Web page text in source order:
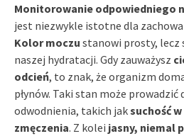
Monitorowanie odpowiedniego
jest niezwykle istotne dla
Kolor moczu stanowi prosty, lecz
naszej hydratacji. Gdy zauważysz
odcień, to znak, że organizm
płynów. Taki stan może prowadzić
odwodnienia, takich jaksuchość
zmęczenia. Z kolei jasny, niemal